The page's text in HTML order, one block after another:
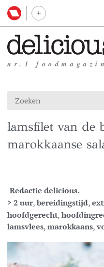
nr.1
lamsfilet van de
marokkaanse
Redactie delicious.
> 2 uur,bereidingstijd,
hoofdgerecht,
lamsvlees,marokkaans,